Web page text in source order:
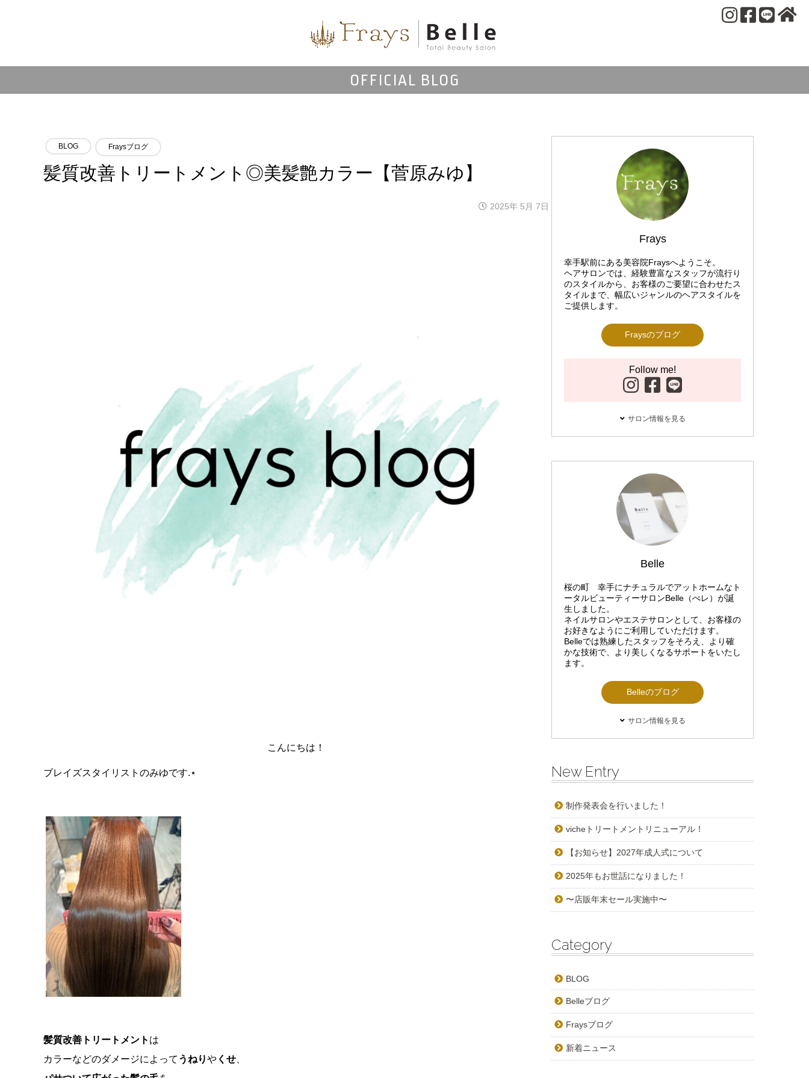
OFFICIAL BLOG
BLOG Fraysブログ
髪質改善トリートメント◎美髪艶カラー【菅原みゆ】
2025年 5月 7日
こんにちは！
ブレイズスタイリストのみゆです.⋆
髪質改善トリートメント は
カラーなどのダメージによって うねりや くせ
Frays
幸手駅前にある美容院Fraysへようこそ。
ヘアサロンでは、経験豊富なスタッフが流行り
のスタイルから、お客様のご要望に合わせたス
タイルまで、幅広いジャンルのヘアスタイルを
ご提供します。
Fraysのブログ
Follow me!
サロン情報を見る
Belle
桜の町 幸手にナチュラルでアットホームなト
ータルビューティーサロンBelle（べレ）が誕
生しました。
ネイルサロンやエステサロンとして、お客様の
お好きなようにご利用していただけます。
Belleでは熟練したスタッフをそろえ、より確
かな技術で、より美しくなるサポートをいたし
ます。
Belleのブログ
サロン情報を見る
New Entry
制作発表会を行いました！
vicheトリートメントリニューアル！
【お知らせ】2027年成人式について
2025年もお世話になりました！
〜店販年末セール実施中〜
Category
BLOG
Belleブログ
Fraysブログ
新着ニュース